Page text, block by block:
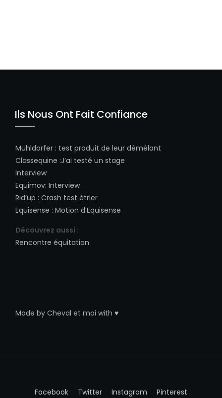
Ils Nous Ont Fait Confiance
Mühldorfer : test produit de leur démélant
Classequine :J’ai testé un stage
Interview
Equimov: Interview
Rid’up : Crash test étrier
Equisense : Motion d’Equisense
Découvrez aussi :
Rencontre équitation
Made by Cheval et moi with ♥
Facebook Twitter Instagram Pinterest